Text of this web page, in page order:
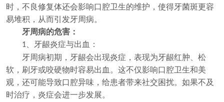
时，不良修复体还会影响口腔卫生的维护，使得牙菌斑更容
易堆积，从而引发牙周病。
牙周病的危害：
1、 牙龈炎症与出血：
牙周病初期，牙龈会出现炎症，表现为牙龈红肿、松
软，刷牙或咬硬物时容易出血。这不仅影响口腔卫生和美
观，还可能导致口腔异味，给患者带来社交困扰。如果不及
时治疗，炎症会进一步发展。